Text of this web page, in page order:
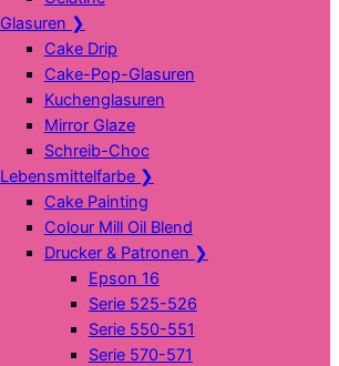
Glasuren ❯
Cake Drip
Cake-Pop-Glasuren
Kuchenglasuren
Mirror Glaze
Schreib-Choc
Lebensmittelfarbe ❯
Cake Painting
Colour Mill Oil Blend
Drucker & Patronen ❯
Epson 16
Serie 525-526
Serie 550-551
Serie 570-571